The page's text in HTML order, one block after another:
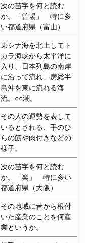
次の苗字を何と読む
か。「曽場」 特に多
い都道府県（富山）
東シナ海を北上してト
カラ海峡から太平洋に
入り、日本列島の南岸
に沿って流れ、房総半
島沖を東に流れる海
流。○○潮。
その人の運勢を表して
いるとされる、手のひ
らの筋や肉付きなどの
様子。
次の苗字を何と読む
か。「楽」 特に多い
都道府県（大阪）
その地域に昔から根付
いた産業のことを何産
業というか。